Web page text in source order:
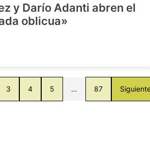
y Darío Adanti abren el
oblicua»
3 4 5 … 87